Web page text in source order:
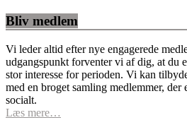
Bliv medlem
Vi leder altid efter nye engagerede
udgangspunkt forventer vi af dig, at du
stor interesse for perioden. Vi kan
med en broget samling medlemmer, der
socialt.
Læs mere…